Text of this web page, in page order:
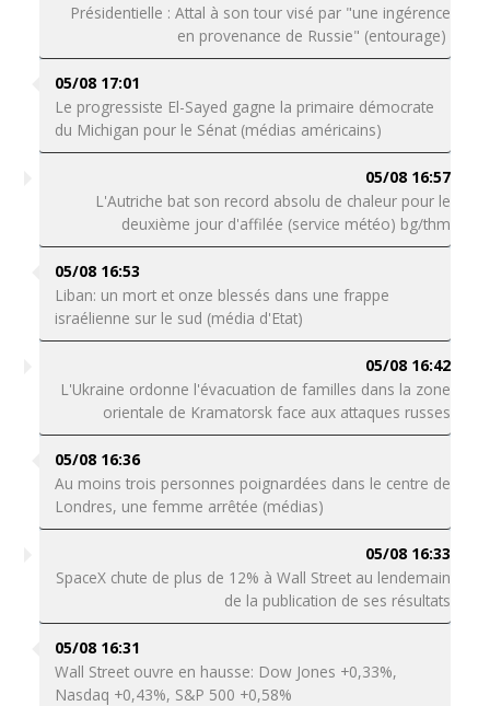
Présidentielle : Attal à son tour visé par "une ingérence
en provenance de Russie" (entourage)
05/08 17:01
Le progressiste El-Sayed gagne la primaire démocrate
du Michigan pour le Sénat (médias américains)
05/08 16:57
L'Autriche bat son record absolu de chaleur pour le
deuxième jour d'affilée (service météo) bg/thm
05/08 16:53
Liban: un mort et onze blessés dans une frappe
israélienne sur le sud (média d'Etat)
05/08 16:42
L'Ukraine ordonne l'évacuation de familles dans la zone
orientale de Kramatorsk face aux attaques russes
05/08 16:36
Au moins trois personnes poignardées dans le centre de
Londres, une femme arrêtée (médias)
05/08 16:33
SpaceX chute de plus de 12% à Wall Street au lendemain
de la publication de ses résultats
05/08 16:31
Wall Street ouvre en hausse: Dow Jones +0,33%,
Nasdaq +0,43%, S&P 500 +0,58%